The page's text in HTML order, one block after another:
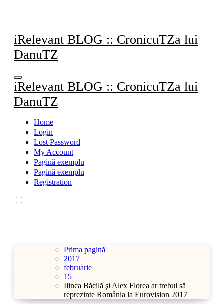
iRelevant BLOG :: CronicuTZa lui
DanuTZ
iRelevant BLOG :: CronicuTZa lui
DanuTZ
Home
Login
Lost Password
My Account
Pagină exemplu
Pagină exemplu
Registration
Prima pagină
2017
februarie
15
Ilinca Băcilă şi Alex Florea ar trebui să
reprezinte România la Eurovision 2017